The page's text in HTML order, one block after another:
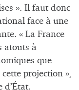
». Il faut donc
face à une
« La France
atouts à
que
projection »,
d’État.